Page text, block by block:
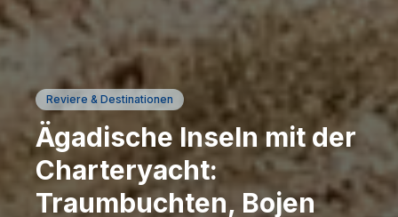
Reviere & Destinationen
Ägadische Inseln mit der
Charteryacht:
Traumbuchten, Bojen